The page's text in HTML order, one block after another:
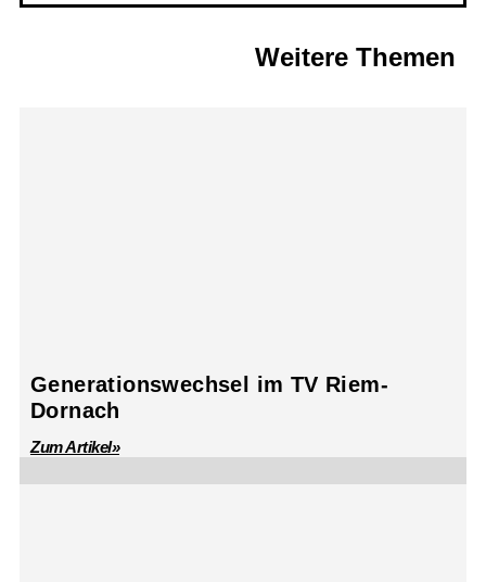
Weitere Themen
Generationswechsel im TV Riem-
Dornach
Zum Artikel»